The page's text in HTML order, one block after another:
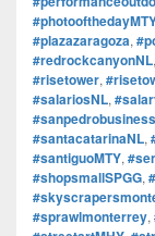
#plazazaragoza,
#redrockcanyonNL,
#risetower,
#salariosNL,
#sanpedrobusiness
#santacatarinaNL,
#santiguoMTY,
#shopsmallSPGG,
#sprawlmonterrey,